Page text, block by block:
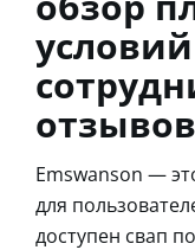
условий
Emswanson —
для
доступен свап